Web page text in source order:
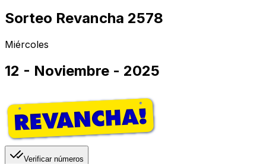
Sorteo Revancha 2578
Miércoles
12 - Noviembre - 2025
Verificar números